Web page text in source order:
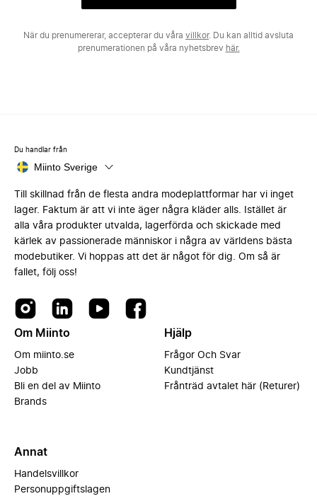
När du prenumererar, accepterar du våra villkor. Du kan alltid avsluta
prenumerationen på våra nyhetsbrev här.
Du handlar från
Miinto Sverige
Till skillnad från de flesta andra modeplattformar har vi inget
lager. Faktum är att vi inte äger några kläder alls. Istället är
alla våra produkter utvalda, lagerförda och skickade med
kärlek av passionerade människor i några av världens bästa
modebutiker. Vi hoppas att det är något för dig. Om så är
fallet, följ oss!
Om Miinto
Om miinto.se
Jobb
Bli en del av Miinto
Brands
Hjälp
Frågor Och Svar
Kundtjänst
Frånträd avtalet här (Returer)
Annat
Handelsvillkor
Personuppgiftslagen